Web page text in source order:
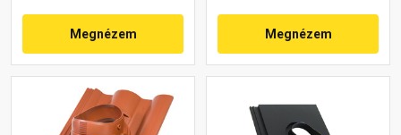
Megnézem Megnézem